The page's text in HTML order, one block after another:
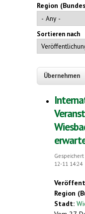
Region
Sortieren nach
Gespeichert
12-11 14:24
Region
Stadt: